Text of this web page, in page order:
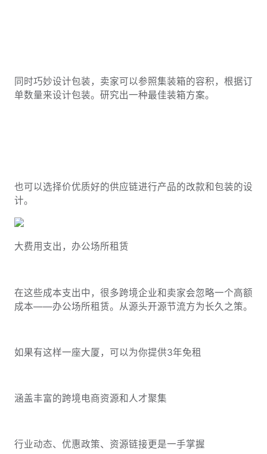
同时巧妙设计包装，卖家可以参照集装箱的容积，根据订
单数量来设计包装。研究出一种最佳装箱方案。
也可以选择价优质好的供应链进行产品的改款和包装的设
计。
大费用支出，办公场所租赁
在这些成本支出中，很多跨境企业和卖家会忽略一个高额
成本——办公场所租赁。从源头开源节流方为长久之策。
如果有这样一座大厦，可以为你提供3年免租
涵盖丰富的跨境电商资源和人才聚集
行业动态、优惠政策、资源链接更是一手掌握